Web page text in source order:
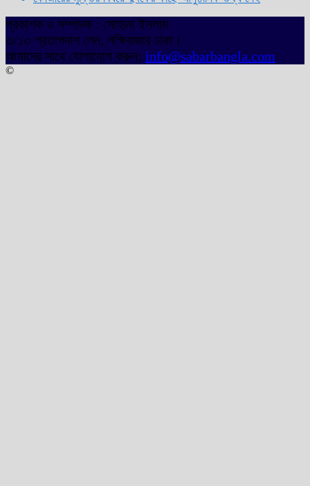
প্রকাশক ও সম্পাদক : সোহানা ইসলাম
৩/১৩ প্রতাপদাশ লেন, লক্ষিবাজার ঢাকা।
আমাদের সাথে যোগাযোগ করুন: info@sabarbangla.com
©